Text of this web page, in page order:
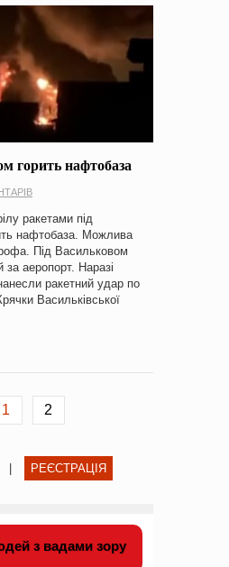
горить нафтобаза
ракетами під
нафтобаза. Можлива
Під Васильковом
за аеропорт. Наразі
ракетний удар по
Васильківської
1 2
РЕЄСТРАЦІЯ
з вадами зору